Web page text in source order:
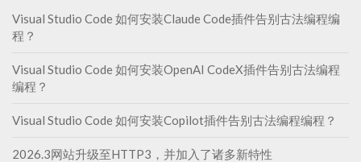
Visual Studio Code 如何安装Claude Code插件告别古法编程编
程？
Visual Studio Code 如何安装OpenAI CodeX插件告别古法编程
编程？
Visual Studio Code 如何安装Copilot插件告别古法编程编程？
2026.3网站升级至HTTP3，并加入了诸多新特性